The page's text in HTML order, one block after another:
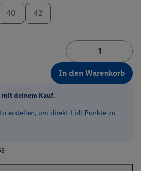
40 42
In den Warenkorb
deinem Kauf.
erstellen, um direkt Lidl Punkte zu